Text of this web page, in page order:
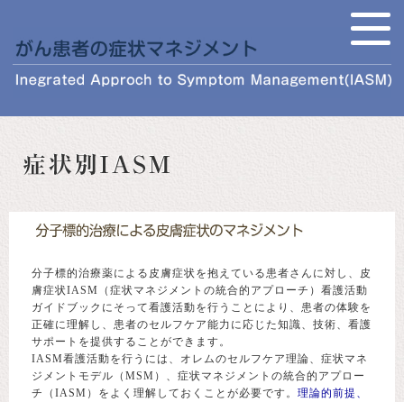
分子標的治療薬による皮膚症状を抱えている患者さんに対し、皮
膚症状IASM（症状マネジメントの統合的アプローチ）看護活動
ガイドブックにそって看護活動を行うことにより、患者の体験を
正確に理解し、患者のセルフケア能力に応じた知識、技術、看護
サポートを提供することができます。
IASM看護活動を行うには、オレムのセルフケア理論、症状マネ
ジメントモデル（MSM）、症状マネジメントの統合的アプロー
チ（IASM）をよく理解しておくことが必要です。 理論的前提、